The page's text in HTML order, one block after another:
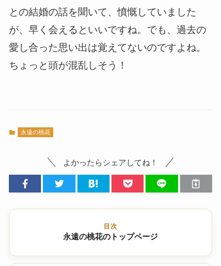
との結婚の話を聞いて、憤慨していました
が、早く会えるといいですね。でも、過去の
愛し合った思い出は覚えてないのですよね。
ちょっと頭が混乱しそう！
永遠の桃花
よかったらシェアしてね！
目次
永遠の桃花のトップページ